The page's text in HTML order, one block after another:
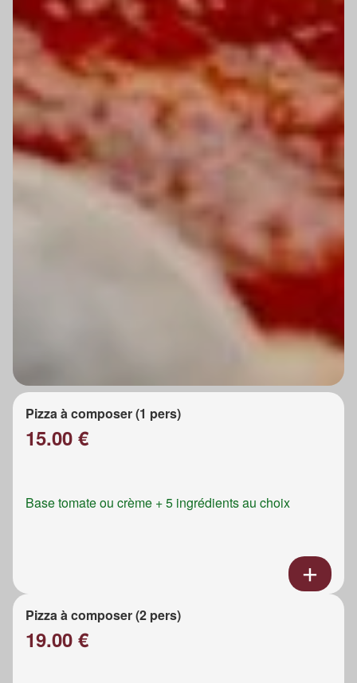
Pizza à composer (1 pers)
15.00 €
Base tomate ou crème + 5 ingrédients au choix
Pizza à composer (2 pers)
19.00 €